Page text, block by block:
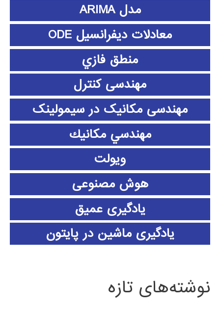
مدل ARIMA
معادلات دیفرانسیل ODE
منطق فازي
مهندسی کنترل
مهندسی مکانیک در سیمولینک
مهندسي مكانيك
ویولت
هوش مصنوعی
یادگیری عمیق
یادگیری ماشین در پایتون
نوشته‌های تازه